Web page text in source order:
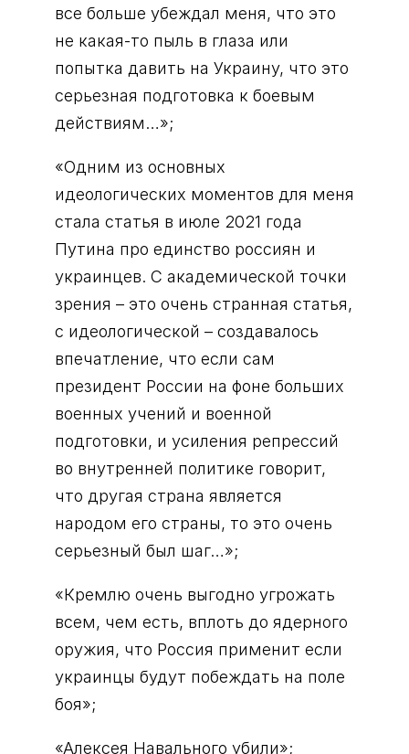
все больше убеждал меня, что это
не какая-то пыль в глаза или
попытка давить на Украину, что это
серьезная подготовка к боевым
действиям…»;
«Одним из основных
идеологических моментов для меня
стала статья в июле 2021 года
Путина про единство россиян и
украинцев. С академической точки
зрения – это очень странная статья,
с идеологической – создавалось
впечатление, что если сам
президент России на фоне больших
военных учений и военной
подготовки, и усиления репрессий
во внутренней политике говорит,
что другая страна является
народом его страны, то это очень
серьезный был шаг…»;
«Кремлю очень выгодно угрожать
всем, чем есть, вплоть до ядерного
оружия, что Россия применит если
украинцы будут побеждать на поле
боя»;
«Алексея Навального убили»;